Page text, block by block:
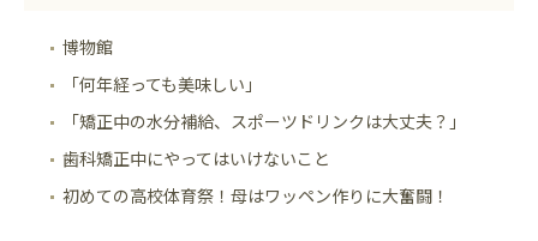
博物館
「何年経っても美味しい」
「矯正中の水分補給、スポーツドリンクは大丈夫？」
歯科矯正中にやってはいけないこと
初めての高校体育祭！母はワッペン作りに大奮闘！